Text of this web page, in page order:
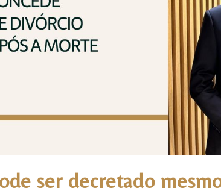
ser decretado